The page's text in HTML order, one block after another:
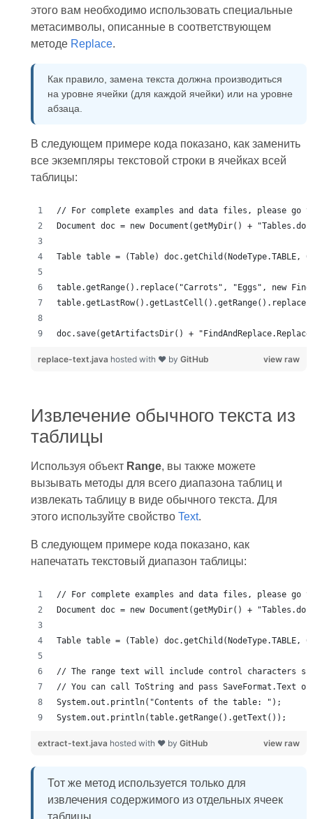
этого вам необходимо использовать специальные
метасимволы, описанные в соответствующем
методе Replace.
Как правило, замена текста должна производиться
на уровне ячейки (для каждой ячейки) или на уровне
абзаца.
В следующем примере кода показано, как заменить
все экземпляры текстовой строки в ячейках всей
таблицы:
doc.save(getArtifactsDir() +
view raw
replace-text.java hosted with ❤ by GitHub
Извлечение обычного текста из
таблицы
Используя объект Range, вы также можете
вызывать методы для всего диапазона таблиц и
извлекать таблицу в виде обычного текста. Для
этого используйте свойство Text.
В следующем примере кода показано, как
напечатать текстовый диапазон таблицы:
System.out.println(table.getRange().getText());
view raw
extract-text.java hosted with ❤ by GitHub
Тот же метод используется только для
извлечения содержимого из отдельных ячеек
таблицы.